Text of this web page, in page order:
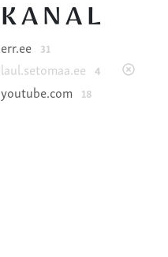
KANAL
err.ee 31
laul.setomaa.ee 4
youtube.com 18